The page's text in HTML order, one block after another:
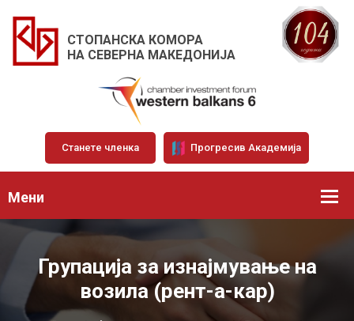
СТОПАНСКА КОМОРА
НА СЕВЕРНА МАКЕДОНИЈА
Станете членка Прогресив Академија
Мени
Групација за изнајмување на
возила (рент-а-кар)